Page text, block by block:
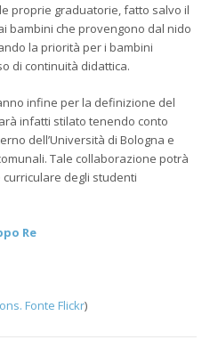
proprie graduatorie, fatto salvo il
bambini che provengono dal nido
la priorità per i bambini
di continuità didattica.
infine per la definizione del
infatti stilato tenendo conto
dell’Università di Bologna e
Tale collaborazione potrà
degli studenti
Re
Fonte Flickr)